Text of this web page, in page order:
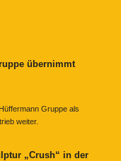
übernimmt
Gruppe als
weiter.
„Crush“ in der